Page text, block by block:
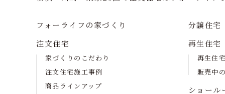
フォーライフの家づくり
注文住宅
家づくりのこだわり
注文住宅施工事例
商品ラインアップ
分譲住宅
再生住宅
再生住
販売中
ショール